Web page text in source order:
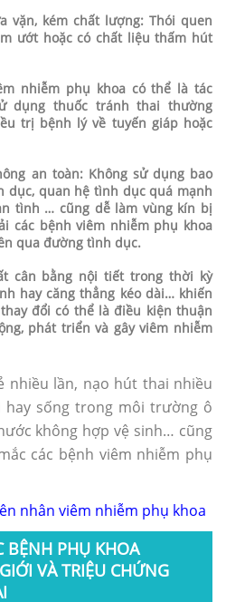
vặn, kém chất lượng: Thói quen
ướt hoặc có chất liệu thấm hút
nhiễm phụ khoa có thể là tác
dụng thuốc tránh thai thường
trị bệnh lý về tuyến giáp hoặc
an toàn: Không sử dụng bao
dục, quan hệ tình dục quá mạnh
tình … cũng dễ làm vùng kín bị
các bệnh viêm nhiễm phụ khoa
qua đường tình dục.
cân bằng nội tiết trong thời kỳ
hay căng thẳng kéo dài… khiến
đổi có thể là điều kiện thuận
phát triển và gây viêm nhiễm
nhiều lần, nạo hút thai nhiều
sống trong môi trường ô
không hợp vệ sinh… cũng
các bệnh viêm nhiễm phụ
nhân viêm nhiễm phụ khoa
BỆNH PHỤ KHOA
VÀ TRIỆU CHỨNG